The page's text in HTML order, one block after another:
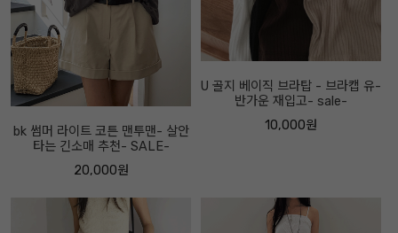
bk 썸머 라이트 코튼 맨투맨- 살안
타는 긴소매 추천- SALE-
20,000원
U 골지 베이직 브라탑 - 브라캡 유-
반가운 재입고- sale-
10,000원